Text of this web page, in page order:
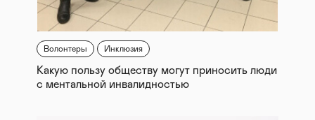
Волонтеры Инклюзия
Какую пользу обществу могут приносить люди
с ментальной инвалидностью